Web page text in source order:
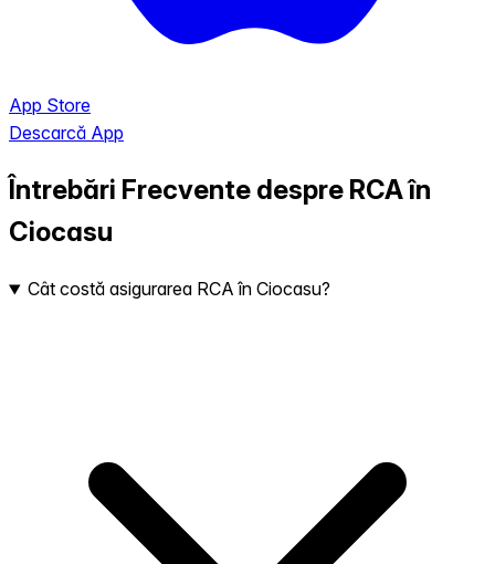
App Store
Descarcă App
Întrebări Frecvente despre RCA în
Ciocasu
Cât costă asigurarea RCA în Ciocasu?